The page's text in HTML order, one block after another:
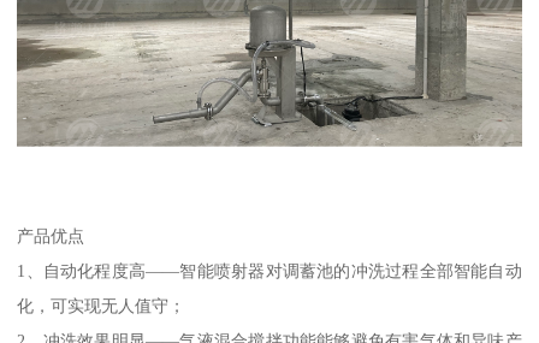
产品优点
1、自动化程度高——智能喷射器对调蓄池的冲洗过程全部智能自动
化，可实现无人值守；